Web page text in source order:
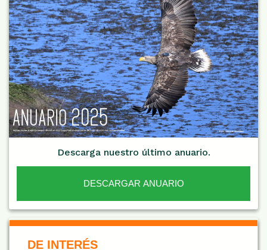
Descarga nuestro último anuario.
DESCARGAR ANUARIO
De Interés NARANJA
DE INTERÉS